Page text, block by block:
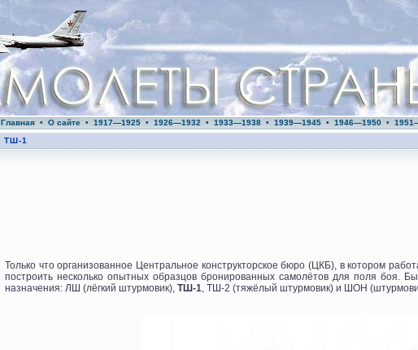
Главная • О сайте • 1917—1925 • 1926—1932 • 1933—1938 • 1939—1945 • 1946—1950 •
ТШ-1
Только что организованное Центральное конструкторское бюро (ЦКБ), в котором
построить несколько опытных образцов бронированных самолётов для поля боя.
назначения: ЛШ (лёгкий штурмовик), ТШ-1, ТШ-2 (тяжёлый штурмовик) и ШОН